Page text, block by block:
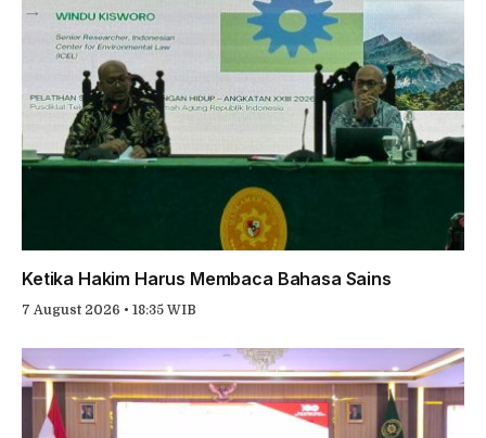
Ketika Hakim Harus Membaca Bahasa Sains
7 August 2026 • 18:35 WIB